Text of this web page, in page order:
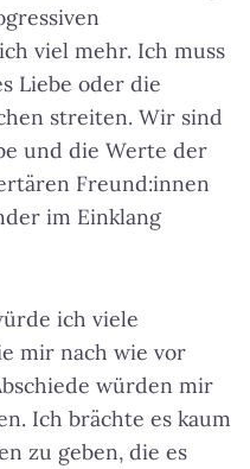
viel mehr. Ich muss
Liebe oder die
streiten. Wir sind
und die Werte der
Freund:innen
im Einklang
ich viele
mir nach wie vor
würden mir
Ich brächte es kaum
zu geben, die es